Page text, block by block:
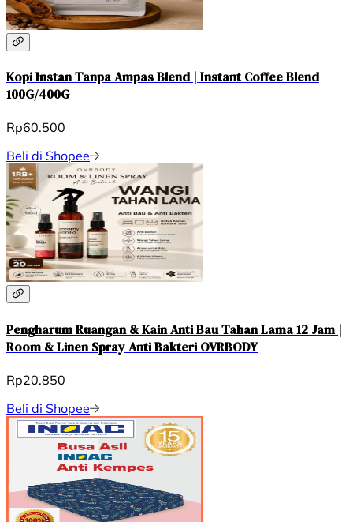
Kopi Instan Tanpa Ampas Blend | Instant Coffee Blend
100G/400G
Rp60.500
Beli di Shopee
Pengharum Ruangan & Kain Anti Bau Tahan Lama 12 Jam |
Room & Linen Spray Anti Bakteri OVRBODY
Rp20.850
Beli di Shopee